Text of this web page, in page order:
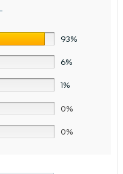
93%
6%
1%
0%
0%